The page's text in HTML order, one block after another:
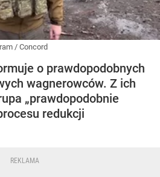
/ Concord
o prawdopodobnych
wagnerowców. Z ich
„prawdopodobnie
redukcji